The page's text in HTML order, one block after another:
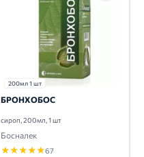
200мл 1 шт
БРОНХОБОС
сироп, 200мл, 1 шт
Босналек
★★★★★67